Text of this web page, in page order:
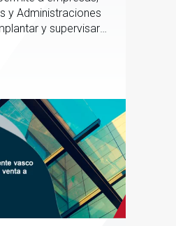
y Administraciones
y supervisar
desde el origen.
de gestión de
con la
de IA soberana
a ALIA.